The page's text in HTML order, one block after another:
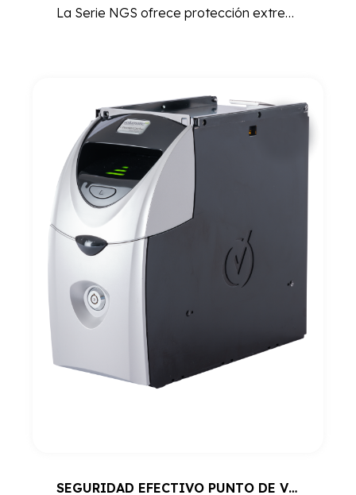
La Serie NGS ofrece protección extrema contra incendios, garantizando la seguridad de documentos y objetos valiosos en entornos de alto riesgo, con un diseño robusto y funcional.
SEGURIDAD EFECTIVO PUNTO DE VENTA CCI